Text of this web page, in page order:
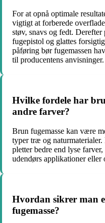
For at opnå optimale
vigtigt at forberede
støv, snavs og fedt.
fugepistol og glattes
påføring bør fugemassen
til producentens anvisninger.
Hvilke fordele har
andre farver?
Brun fugemasse kan være
typer træ og
pletter bedre end lyse
udendørs applikationer eller
Hvordan sikrer man
fugemasse?